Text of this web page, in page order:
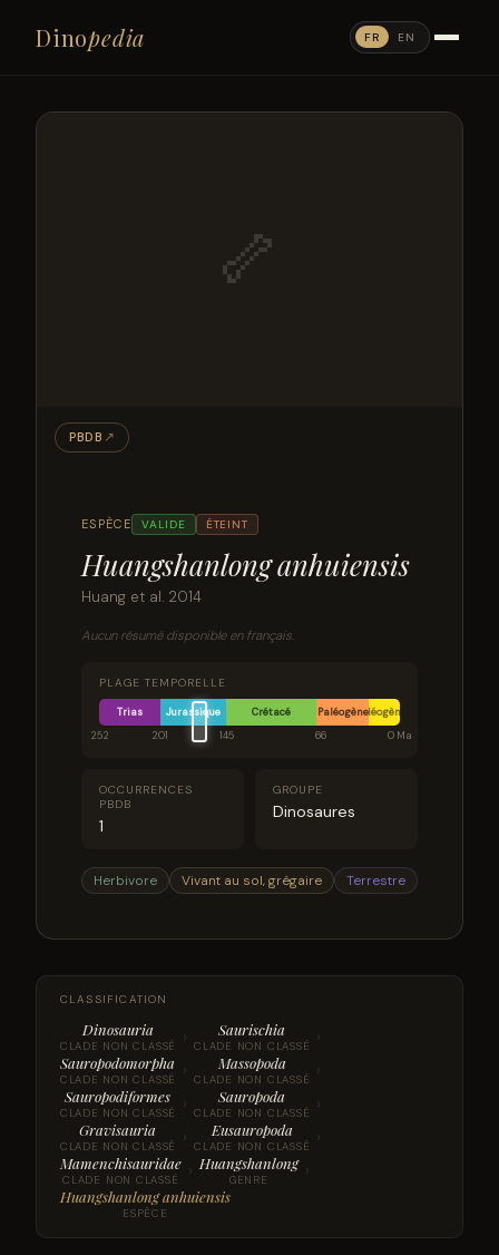
Dinopedia FR EN
ESPÈCE VALIDE ÉTEINT
Huangshanlong anhuiensis
Huang et al. 2014
Aucun résumé disponible en français.
PLAGE TEMPORELLE
Trias Jurassique Crétacé PaléogèneNéogène
252
201 145 66 0 Ma
OCCURRENCES
PBDB
1
GROUPE
Dinosaures
Herbivore Vivant au sol, grégaire Terrestre
🦴
PBDB ↗
CLASSIFICATION
Dinosauria
CLADE NON CLASSÉ › Saurischia
CLADE NON CLASSÉ ›
Sauropodomorpha
CLADE NON CLASSÉ › Massopoda
CLADE NON CLASSÉ ›
Sauropodiformes
CLADE NON CLASSÉ › Sauropoda
CLADE NON CLASSÉ ›
Gravisauria
CLADE NON CLASSÉ › Eusauropoda
CLADE NON CLASSÉ ›
Mamenchisauridae
CLADE NON CLASSÉ › Huangshanlong
GENRE ›
Huangshanlong anhuiensis
ESPÈCE